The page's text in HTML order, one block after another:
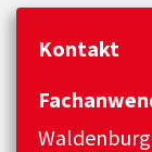
Kontakt